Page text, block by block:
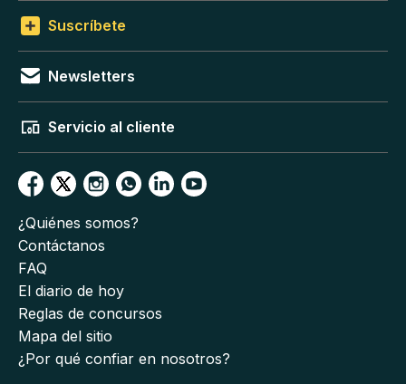
Suscríbete
Newsletters
Servicio al cliente
¿Quiénes somos?
Contáctanos
FAQ
El diario de hoy
Reglas de concursos
Mapa del sitio
¿Por qué confiar en nosotros?